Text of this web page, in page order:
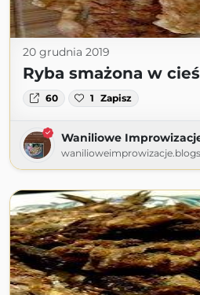
20 grudnia 2019
Ryba smażona w
60 1 Zapisz
Waniliowe